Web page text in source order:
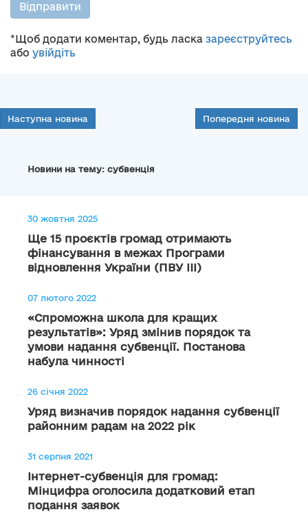
Відправити
*Щоб додати коментар, будь ласка зареєструйтесь
або увійдіть
Наступна новина Попередня новина
Новини на тему: субвенція
30 жовтня 2025
Ще 15 проєктів громад отримають
фінансування в межах Програми
відновлення України (ПВУ III)
07 лютого 2022
«Спроможна школа для кращих
результатів»: Уряд змінив порядок та
умови надання субвенції. Постанова
набула чинності
26 січня 2022
Уряд визначив порядок надання субвенції
районним радам на 2022 рік
31 серпня 2021
Інтернет-субвенція для громад:
Мінцифра оголосила додатковий етап
подання заявок